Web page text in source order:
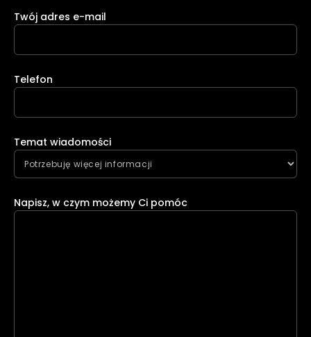
Twój adres e-mail
Telefon
Temat wiadomości
Napisz, w czym możemy Ci pomóc